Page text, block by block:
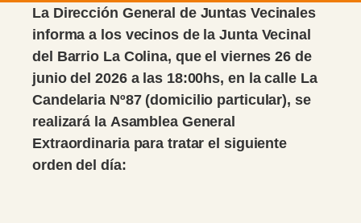
La Dirección General de Juntas Vecinales
informa a los vecinos de la Junta Vecinal
del Barrio La Colina, que el viernes 26 de
junio del 2026 a las 18:00hs, en la calle La
Candelaria Nº87 (domicilio particular), se
realizará la Asamblea General
Extraordinaria para tratar el siguiente
orden del día: